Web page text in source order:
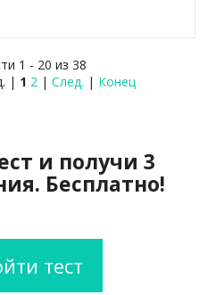
1 - 20 из 38
| 1 2 | След. | Конец
и получи 3
Бесплатно!
тест